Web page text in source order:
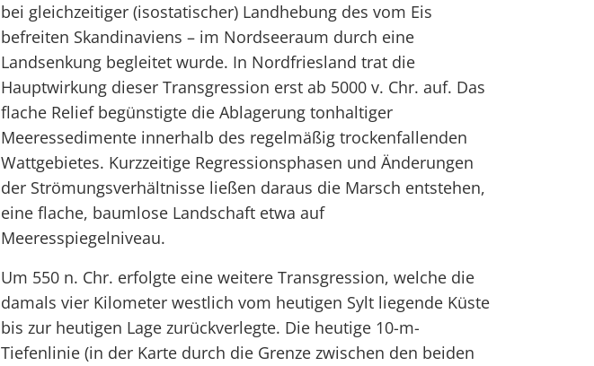
bei gleichzeitiger (isostatischer) Landhebung des vom Eis
befreiten Skandinaviens – im Nordseeraum durch eine
Landsenkung begleitet wurde. In Nordfriesland trat die
Hauptwirkung dieser Transgression erst ab 5000 v. Chr. auf. Das
flache Relief begünstigte die Ablagerung tonhaltiger
Meeressedimente innerhalb des regelmäßig trockenfallenden
Wattgebietes. Kurzzeitige Regressionsphasen und Änderungen
der Strömungsverhältnisse ließen daraus die Marsch entstehen,
eine flache, baumlose Landschaft etwa auf
Meeresspiegelniveau.
Um 550 n. Chr. erfolgte eine weitere Transgression, welche die
damals vier Kilometer westlich vom heutigen Sylt liegende Küste
bis zur heutigen Lage zurückverlegte. Die heutige 10-m-
Tiefenlinie (in der Karte durch die Grenze zwischen den beiden